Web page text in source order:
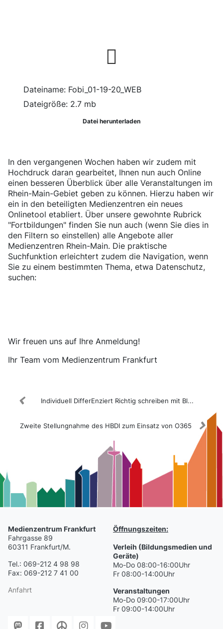
Dateiname: Fobi_01-19-20_WEB
Dateigröße: 2.7 mb
Datei herunterladen
In den vergangenen Wochen haben wir zudem mit
Hochdruck daran gearbeitet, Ihnen nun auch Online
einen besseren Überblick über alle Veranstaltungen im
Rhein-Main-Gebiet geben zu können. Hierzu haben wir
ein in den beteiligten Medienzentren ein neues
Onlinetool etabliert. Über unsere gewohnte Rubrick
"Fortbildungen" finden Sie nun auch (wenn Sie dies in
den Filtern so einstellen) alle Angebote aller
Medienzentren Rhein-Main. Die praktische
Suchfunktion erleichtert zudem die Navigation, wenn
Sie zu einem bestimmten Thema, etwa Datenschutz,
suchen:
Wir freuen uns auf Ihre Anmeldung!
Ihr Team vom Medienzentrum Frankfurt
Individuell DifferEnziert Richtig schreiben mit Bl...
Zweite Stellungnahme des HBDI zum Einsatz von O365
Medienzentrum Frankfurt
Fahrgasse 89
60311 Frankfurt/M.
Tel.: 069-212 4 98 98
Fax: 069-212 7 41 00
Anfahrt
Öffnungszeiten:
Verleih (Bildungsmedien und
Geräte)
Mo-Do 08:00-16:00Uhr
Fr 08:00-14:00Uhr
Veranstaltungen
Mo-Do 09:00-17:00Uhr
Fr 09:00-14:00Uhr